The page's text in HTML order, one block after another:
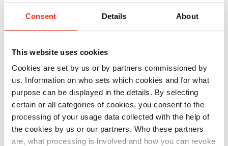
Consent Details About
This website uses cookies
Cookies are set by us or by partners commissioned by
us. Information on who sets which cookies and for what
purpose can be displayed in the details. By selecting
certain or all categories of cookies, you consent to the
processing of your usage data collected with the help of
the cookies by us or our partners. Who these partners
are, what processing is involved and how you can revoke
HSM
SECURIO
AF350 - 4,5
x 30 mm
2113111 4026631076548